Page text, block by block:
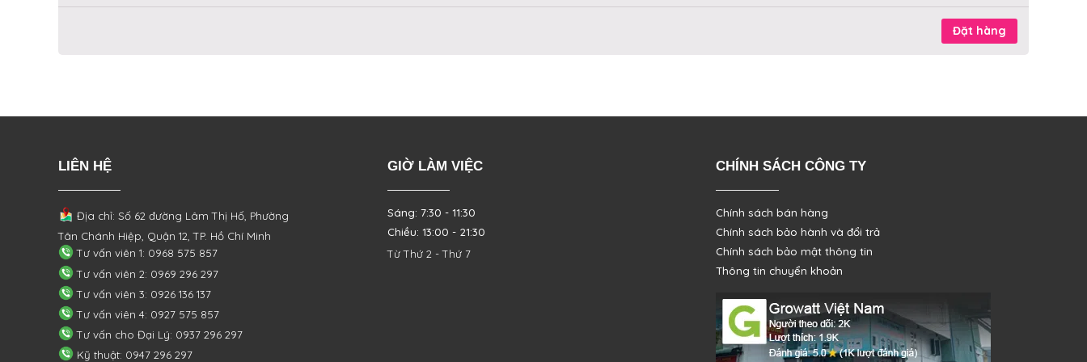
Đặt hàng
LIÊN HỆ
Địa chỉ: Số 62 đường Lâm Thị Hố, Phường
Tân Chánh Hiệp, Quận 12, TP. Hồ Chí Minh
Tư vấn viên 1: 0968 575 857
Tư vấn viên 2: 0969 296 297
Tư vấn viên 3: 0926 136 137
Tư vấn viên 4: 0927 575 857
Tư vấn cho Đại Lý: 0937 296 297
Kỹ thuật: 0947 296 297
GIỜ LÀM VIỆC
Sáng: 7:30 - 11:30
Chiều: 13:00 - 21:30
Từ Thứ 2 - Thứ 7
CHÍNH SÁCH CÔNG TY
Chính sách bán hàng
Chính sách bảo hành và đổi trả
Chính sách bảo mật thông tin
Thông tin chuyển khoản